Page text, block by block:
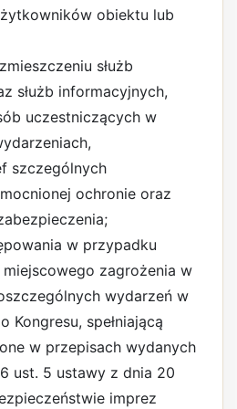
obiektu lub
służb
służb informacyjnych,
uczestniczących w
szczególnych
ochronie oraz
w przypadku
zagrożenia w
wydarzeń w
Kongresu, spełniającą
w przepisach wydanych
ust. 5 ustawy z dnia 20
imprez